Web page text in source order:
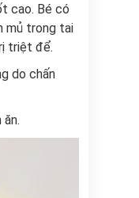
cao. Bé có
mủ trong tai
triệt để.
do chấn